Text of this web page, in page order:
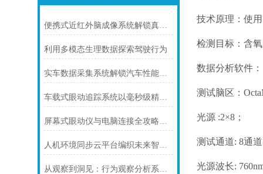
便携式近红外脑成像系统解锁真实场景下的脑科学密码
利用多模态生理数据探索驾驶行为
实车数据采集系统解锁汽车性能与智能的“数字钥匙”
车载式眼动追踪系统以毫秒级精度重塑智能驾驶安全新范式
屏幕式眼动仪与电脑连接全攻略：从硬件对接到达人操作
人机环境同步云平台编织未来智能生态的“数字神经网”
从观察到洞见：行为观察分析系统如何重塑认知科学研究
技术原理：使
检测目标：含
数据分析软件：
测试脑区：
光源 :2×8；
测试通道: 8通
光源波长: